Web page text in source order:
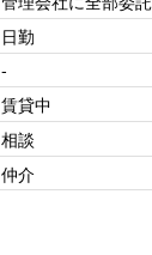
日勤
-
賃貸中
相談
仲介